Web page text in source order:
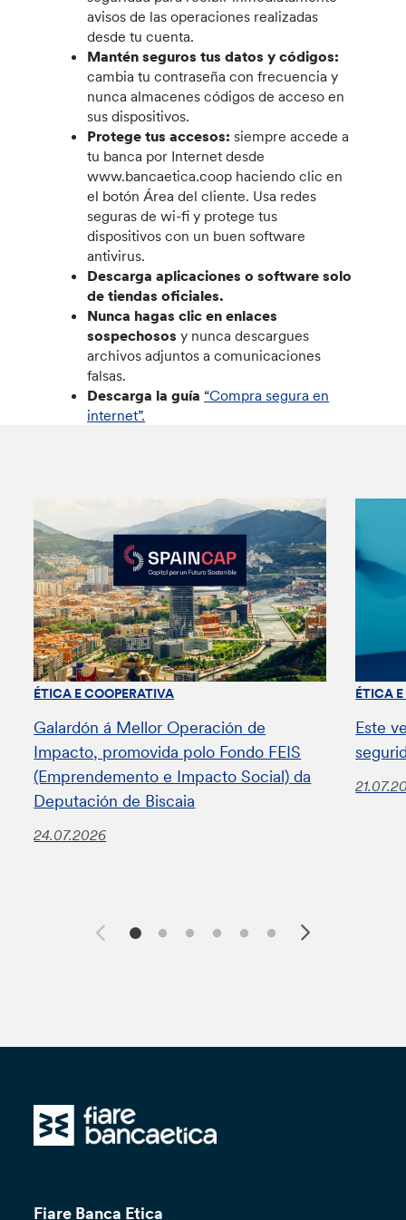
avisos de las operaciones realizadas
desde tu cuenta.
Mantén seguros tus datos y códigos:
cambia tu contraseña con frecuencia y
nunca almacenes códigos de acceso en
sus dispositivos.
Protege tus accesos: siempre accede a
tu banca por Internet desde
www.bancaetica.coop haciendo clic en
el botón Área del cliente. Usa redes
seguras de wi-fi y protege tus
dispositivos con un buen software
antivirus.
Descarga aplicaciones o software solo
de tiendas oficiales.
Nunca hagas clic en enlaces
sospechosos y nunca descargues
archivos adjuntos a comunicaciones
falsas.
Descarga la guía “Compra segura en
internet”.
ÉTICA E COOPERATIVA
Galardón á Mellor Operación de
Impacto, promovida polo Fondo FEIS
(Emprendemento e Impacto Social) da
Deputación de Biscaia
24.07.2026
ÉTICA
Este
Fiare Banca Etica